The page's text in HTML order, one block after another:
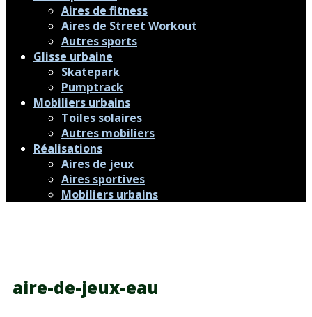
Aires de fitness
Aires de Street Workout
Autres sports
Glisse urbaine
Skatepark
Pumptrack
Mobiliers urbains
Toiles solaires
Autres mobiliers
Réalisations
Aires de jeux
Aires sportives
Mobiliers urbains
aire-de-jeux-eau